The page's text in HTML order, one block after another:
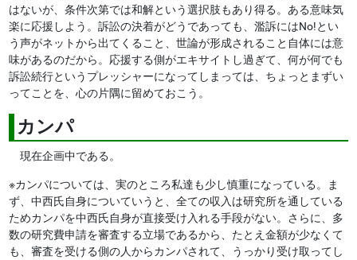
はないが、条件次第では和解という選択肢もあり得る。ある意味気
楽に応援しよう。訴訟の決着がどうであっても、濫訴にはNo!とい
う声がネットから出てくること、世論が形成されること自体には意
味があるのだから。応援する側がエキサイトし過ぎて、何が何でも
訴訟続行というプレッシャーになってしまっては、ちょっとまずい
ってことを、心の片隅に留めておこう。
カンパ
現在企画中である。
※カンパについては、実のところ私達も少し慎重になっている。ま
ず、中西氏自身についていうと、全ての収入は研究所を通している
ためカンパを中西氏自身が直接受け入れる手段がない。さらに、多
数の研究費申請を審査する立場であるから、たとえ金額が少なくて
も、審査を受ける側の人からカンパされて、うっかり受け取ってし